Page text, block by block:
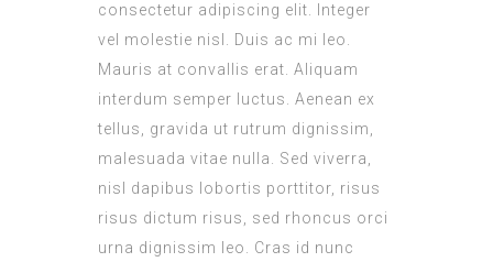
consectetur adipiscing elit. Integer
vel molestie nisl. Duis ac mi leo.
Mauris at convallis erat. Aliquam
interdum semper luctus. Aenean ex
tellus, gravida ut rutrum dignissim,
malesuada vitae nulla. Sed viverra,
nisl dapibus lobortis porttitor, risus
risus dictum risus, sed rhoncus orci
urna dignissim leo. Cras id nunc